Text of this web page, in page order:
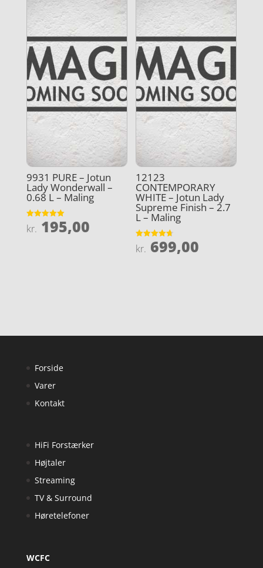
9931 PURE – Jotun
Lady Wonderwall –
0.68 L – Maling
Vurderet
5
kr. 195,00
12123
CONTEMPORARY
WHITE – Jotun Lady
Supreme Finish – 2.7
L – Maling
Vurderet
4.7
kr. 699,00
Forside
Varer
Kontakt
HiFi Forstærker
Højtaler
Streaming
TV & Surround
Høretelefoner
WCFC